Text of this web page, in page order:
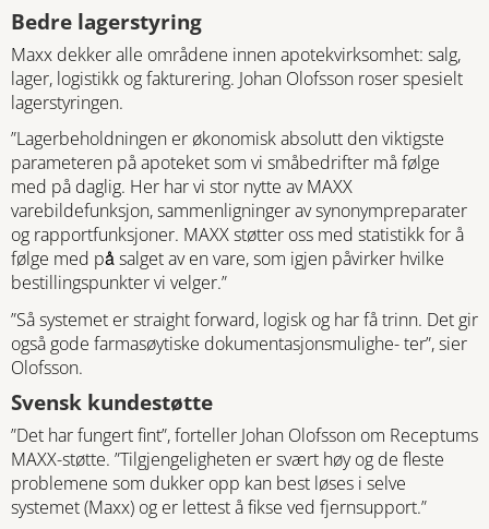
Bedre lagerstyring
Maxx dekker alle områdene innen apotekvirksomhet: salg,
lager, logistikk og fakturering. Johan Olofsson roser spesielt
lagerstyringen.
”Lagerbeholdningen er økonomisk absolutt den viktigste
parameteren på apoteket som vi småbedrifter må følge
med på daglig. Her har vi stor nytte av MAXX
varebildefunksjon, sammenligninger av synonympreparater
og rapportfunksjoner. MAXX støtter oss med statistikk for å
følge med på̊ salget av en vare, som igjen påvirker hvilke
bestillingspunkter vi velger.”
”Så systemet er straight forward, logisk og har få trinn. Det gir
også gode farmasøytiske dokumentasjonsmulighe- ter”, sier
Olofsson.
Svensk kundestøtte
”Det har fungert fint”, forteller Johan Olofsson om Receptums
MAXX-støtte. ”Tilgjengeligheten er svært høy og de fleste
problemene som dukker opp kan best løses i selve
systemet (Maxx) og er lettest å fikse ved fjernsupport.”